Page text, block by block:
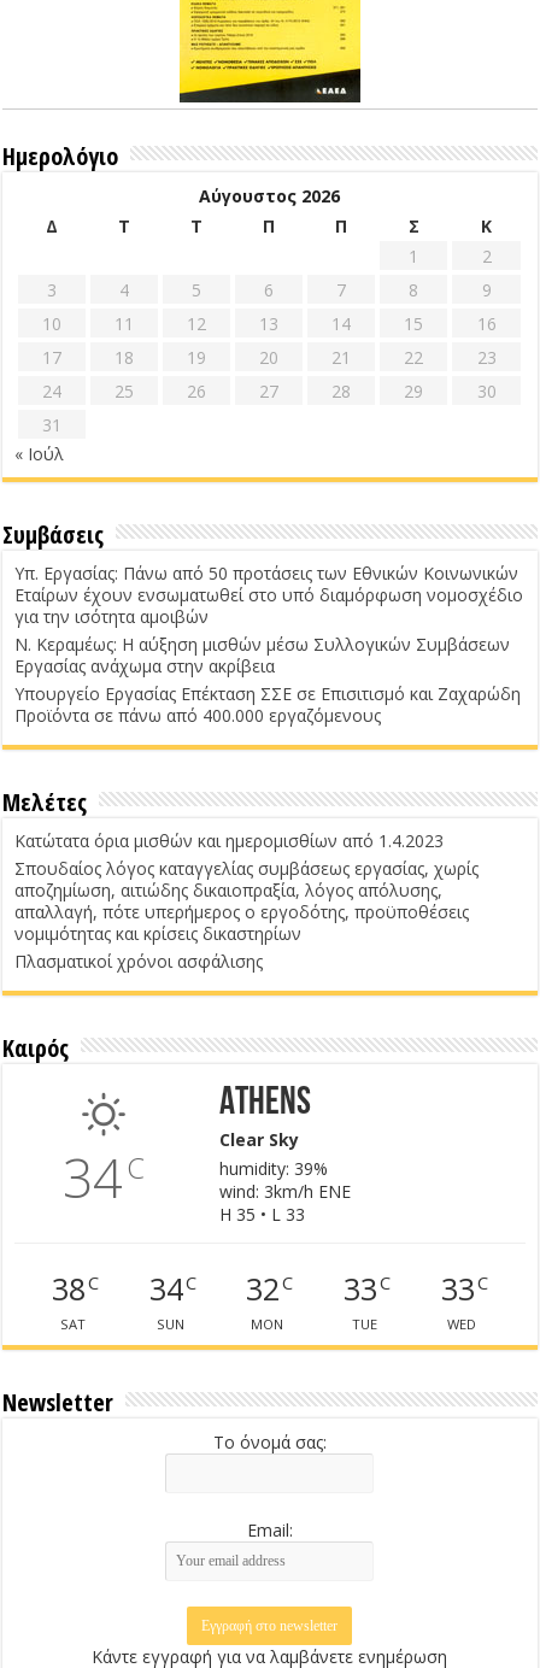
Ημερολόγιο
Αύγουστος 2026
Δ
Τ Τ Π Π Σ
Κ
1
2
3
4 5 6 7 8
9
10
11 12 13 14 15
16
17
18 19 20 21 22
23
24
25 26 27 28 29
30
31
« Ιούλ
Συμβάσεις
Υπ. Εργασίας: Πάνω από 50 προτάσεις των Εθνικών Κοινωνικών
Εταίρων έχουν ενσωματωθεί στο υπό διαμόρφωση νομοσχέδιο
για την ισότητα αμοιβών
Ν. Κεραμέως: Η αύξηση μισθών μέσω Συλλογικών Συμβάσεων
Εργασίας ανάχωμα στην ακρίβεια
Υπουργείο Εργασίας Επέκταση ΣΣΕ σε Επισιτισμό και Ζαχαρώδη
Προϊόντα σε πάνω από 400.000 εργαζόμενους
Μελέτες
Κατώτατα όρια μισθών και ημερομισθίων από 1.4.2023
Σπουδαίος λόγος καταγγελίας συμβάσεως εργασίας, χωρίς
αποζημίωση, αιτιώδης δικαιοπραξία, λόγος απόλυσης,
απαλλαγή, πότε υπερήμερος ο εργοδότης, προϋποθέσεις
νομιμότητας και κρίσεις δικαστηρίων
Πλασματικοί χρόνοι ασφάλισης
Καιρός
34C
Athens
Clear Sky
humidity: 39%
wind: 3km/h ENE
H 35 • L 33
38C
SAT
34C
SUN
32C
MON
33C
TUE
33C
WED
Newsletter
Το όνομά σας:
Email:
Κάντε εγγραφή για να λαμβάνετε ενημέρωση